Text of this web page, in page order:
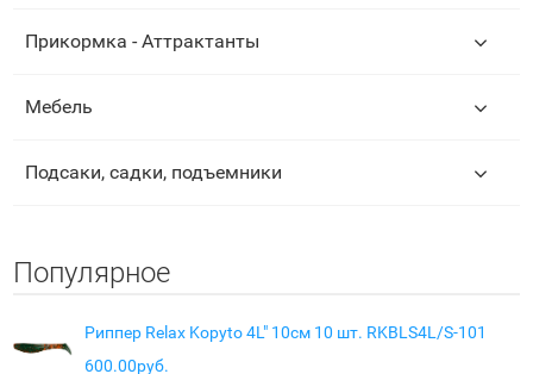
Прикормка - Аттрактанты
Мебель
Подсаки, садки, подъемники
Популярное
Риппер Relax Kopyto 4L" 10см 10 шт. RKBLS4L/S-101
600.00руб.